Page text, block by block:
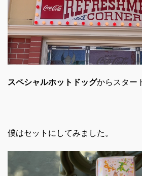
スペシャルホットドッグからスター
僕はセットにしてみました。